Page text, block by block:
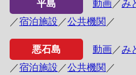
平島 動画 ／み
／宿泊施設 ／公共機関 ／
悪石島 動画 ／み
／宿泊施設 ／公共機関 ／